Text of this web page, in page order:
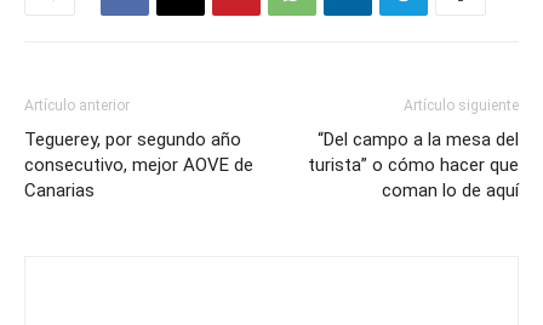
Artículo anterior
Teguerey, por segundo año
consecutivo, mejor AOVE de
Canarias
Artículo siguiente
“Del campo a la mesa del
turista” o cómo hacer que
coman lo de aquí